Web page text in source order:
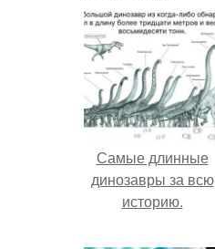
Самые длинные
динозавры за всю
историю.